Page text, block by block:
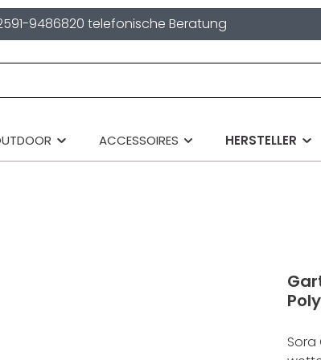
9486820 telefonische Beratung
ACCESSOIRES HERSTELLER
Sora